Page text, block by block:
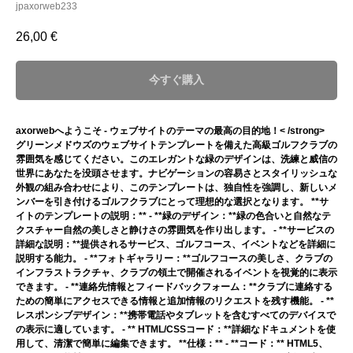
jpaxorweb233
26,00 €
今すぐ購入
axorwebへようこそ - ウェブサイトのテーマの最高の目的地！< /strong>
グリーンメドウズのウェブサイトテンプレートを備えた高級ゴルフクラブの
雰囲気を感じてください。このエレガントな緑のデザインは、洗練と威信の
世界にあなたを没頭させます。ナビゲーションの容易さとスタイリッシュな
外観の組み合わせにより、このテンプレートは、独自性を強調し、新しいメ
ンバーを引き付けるゴルフクラブにとって理想的な選択となります。 **サ
イトのテンプレートの説明：** - **緑のデザイン：**緑の色合いと自然なテ
クスチャー自然の美しさと静けさの雰囲気を作り出します。 - **サービスの
詳細な説明：**提供されるサービス、ゴルフコース、イベントなどを詳細に
説明する能力。 - **フォトギャラリー：**ゴルフコースの美しさ、クラブの
インフラストラクチャ、クラブの領土で開催されるイベントを視覚的に表示
できます。 - **連絡先情報とフィードバックフォーム：**クラブに連絡する
ための簡単にアクセスできる情報と追加情報のリクエストを残す機能。 - **
レスポンシブデザイン：**携帯電話やタブレットを含むすべてのデバイスで
の表示に適しています。 - ** HTML/CSSコード：**詳細なドキュメントを使
用して、清潔で簡単に編集できます。 **仕様：** - **コード：** HTML5、